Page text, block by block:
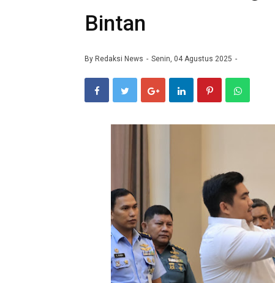
Bintan
By Redaksi News Senin, 04 Agustus 2025